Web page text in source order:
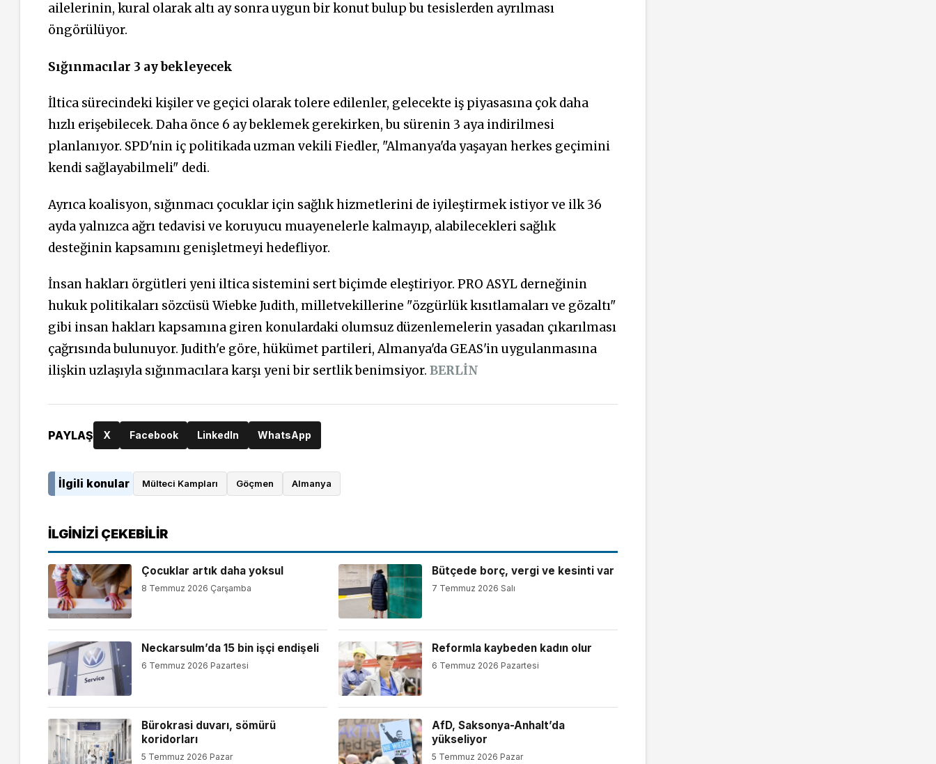
ailelerinin, kural olarak altı ay sonra uygun bir konut bulup bu tesislerden ayrılması
öngörülüyor.
Sığınmacılar 3 ay bekleyecek
İltica sürecindeki kişiler ve geçici olarak tolere edilenler, gelecekte iş piyasasına çok daha
hızlı erişebilecek. Daha önce 6 ay beklemek gerekirken, bu sürenin 3 aya indirilmesi
planlanıyor. SPD'nin iç politikada uzman vekili Fiedler, "Almanya'da yaşayan herkes geçimini
kendi sağlayabilmeli" dedi.
Ayrıca koalisyon, sığınmacı çocuklar için sağlık hizmetlerini de iyileştirmek istiyor ve ilk 36
ayda yalnızca ağrı tedavisi ve koruyucu muayenelerle kalmayıp, alabilecekleri sağlık
desteğinin kapsamını genişletmeyi hedefliyor.
İnsan hakları örgütleri yeni iltica sistemini sert biçimde eleştiriyor. PRO ASYL derneğinin
hukuk politikaları sözcüsü Wiebke Judith, milletvekillerine "özgürlük kısıtlamaları ve gözaltı"
gibi insan hakları kapsamına giren konulardaki olumsuz düzenlemelerin yasadan çıkarılması
çağrısında bulunuyor. Judith'e göre, hükümet partileri, Almanya'da GEAS'in uygulanmasına
ilişkin uzlaşıyla sığınmacılara karşı yeni bir sertlik benimsiyor. BERLİN
PAYLAŞ X Facebook LinkedIn WhatsApp
İlgili konular Mülteci Kampları Göçmen Almanya
İLGINIZI ÇEKEBILIR
Çocuklar artık daha yoksul
8 Temmuz 2026 Çarşamba
Bütçede borç, vergi ve kesinti var
7 Temmuz 2026 Salı
Neckarsulm’da 15 bin işçi endişeli
6 Temmuz 2026 Pazartesi
Reformla kaybeden kadın olur
6 Temmuz 2026 Pazartesi
Bürokrasi duvarı, sömürü
koridorları
5 Temmuz 2026 Pazar
AfD, Saksonya-Anhalt’da
yükseliyor
5 Temmuz 2026 Pazar